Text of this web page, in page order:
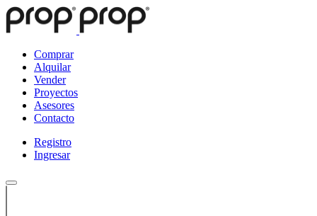
Comprar
Alquilar
Vender
Proyectos
Asesores
Contacto
Registro
Ingresar